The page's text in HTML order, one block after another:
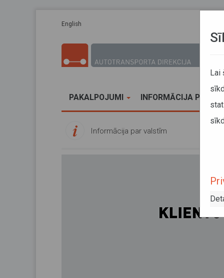
English
PAKALPOJUMI INFORMĀCIJA
Informācija par valstīm
Lai